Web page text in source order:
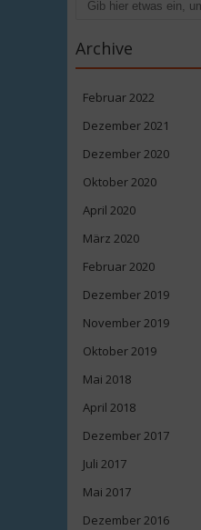
Suchen
Archive
Februar 2022
Dezember 2021
Dezember 2020
Oktober 2020
April 2020
März 2020
Februar 2020
Dezember 2019
November 2019
Oktober 2019
Mai 2018
April 2018
Dezember 2017
Juli 2017
Mai 2017
Dezember 2016